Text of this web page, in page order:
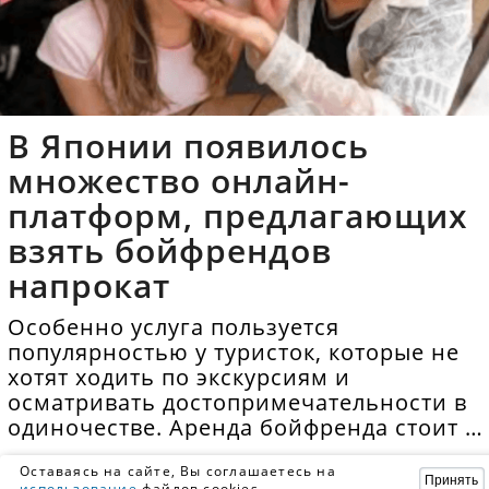
В Японии появилось
множество онлайн-
платформ, предлагающих
взять бойфрендов
напрокат
Особенно услуга пользуется
популярностью у туристок, которые не
хотят ходить по экскурсиям и
осматривать достопримечательности в
одиночестве. Аренда бойфренда стоит в
Оставаясь на сайте, Вы соглашаетесь на
Принять